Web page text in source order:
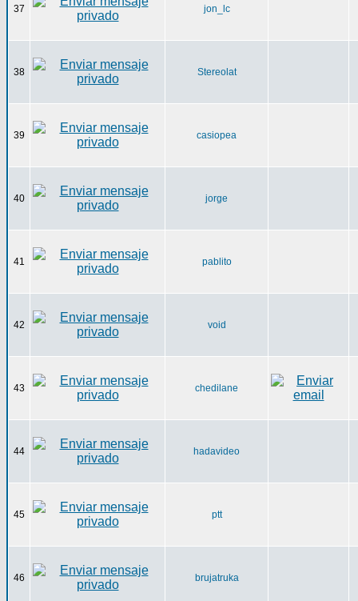
37 jon_lc
38 Stereolat
39 casiopea
40 jorge
41 pablito
42 void
43 chedilane
44 hadavideo
45 ptt
46 brujatruka